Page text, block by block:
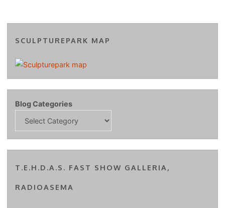
SCULPTUREPARK MAP
Blog Categories
T.E.H.D.A.S. FAST SHOW GALLERIA,
RADIOASEMA